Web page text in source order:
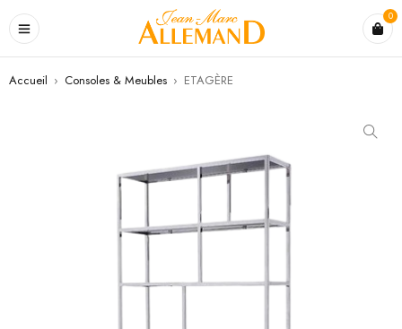
0
Accueil › Consoles & Meubles › ETAGÈRE